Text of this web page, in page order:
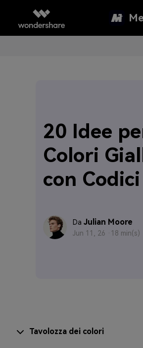
20 Idee
Colori
con
Da Julian Moore
Jun 11, 26 · 18 min(s)
Tavolozza dei colori